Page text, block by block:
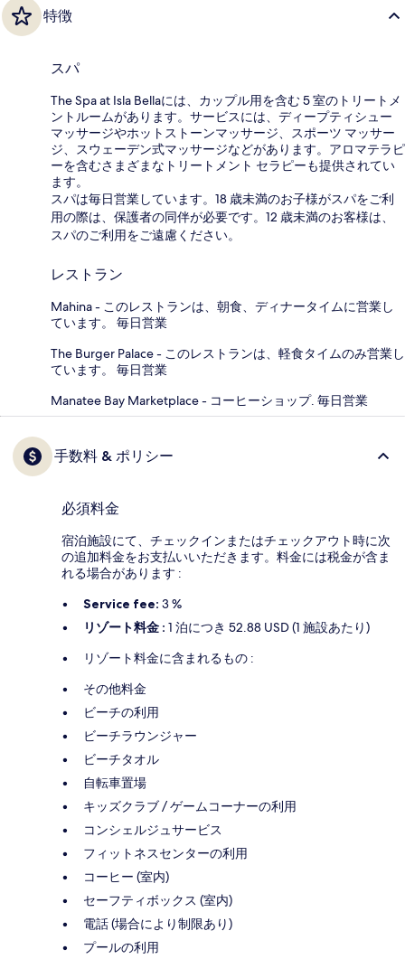
特徴
スパ
The Spa at Isla Bellaには、カップル用を含む 5 室のトリートメ
ントルームがあります。サービスには、ディープティシュー
マッサージやホットストーンマッサージ、スポーツ マッサー
ジ、スウェーデン式マッサージなどがあります。アロマテラピ
ーを含むさまざまなトリートメント セラピーも提供されてい
ます。
スパは毎日営業しています。18 歳未満のお子様がスパをご利
用の際は、保護者の同伴が必要です。12 歳未満のお客様は、
スパのご利用をご遠慮ください。
レストラン
Mahina - このレストランは、朝食、ディナータイムに営業し
ています。 毎日営業
The Burger Palace - このレストランは、軽食タイムのみ営業し
ています。 毎日営業
Manatee Bay Marketplace - コーヒーショップ. 毎日営業
手数料 & ポリシー
必須料金
宿泊施設にて、チェックインまたはチェックアウト時に次
の追加料金をお支払いいただきます。料金には税金が含ま
れる場合があります :
Service fee: 3 %
リゾート料金 : 1 泊につき 52.88 USD (1 施設あたり)
リゾート料金に含まれるもの :
その他料金
ビーチの利用
ビーチラウンジャー
ビーチタオル
自転車置場
キッズクラブ / ゲームコーナーの利用
コンシェルジュサービス
フィットネスセンターの利用
コーヒー (室内)
セーフティボックス (室内)
電話 (場合により制限あり)
プールの利用